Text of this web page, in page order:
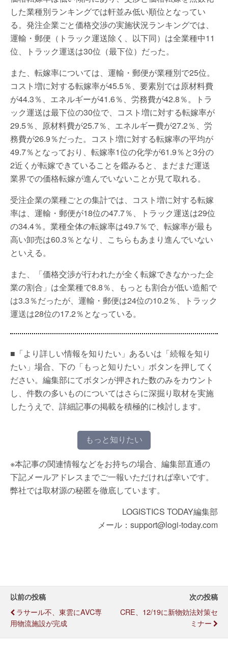
した業種別ランキングでは軒並み低い順位となってい
る。発注企業ごと価格交渉の実施状況ランキングでは、
運輸・郵便（トラック運送除く、以下同）は全業種中11
位、トラック運送は30位（最下位）だった。
また、転嫁率については、運輸・郵便が業種別で25位。
コスト増に対する転嫁率が45.5％、要素別では原材料費
が44.3％、エネルギーが41.6％、労務費が42.8％。トラ
ック運送は最下位の30位で、コスト増に対する転嫁率が
29.5％、原材料費が25.7％、エネルギー費が27.2％、労
務費が26.9％だった。コスト増に対する転嫁率の平均が
49.7％となっており、転嫁率1位の化学が61.9％と3分の
2近くが転嫁できていることを鑑みると、まだまだ運送
業界での価格転嫁が進んでいないことが見て取れる。
受注企業の業種ごとの集計では、コスト増に対する転嫁
率は、運輸・郵便が18位の47.7％、トラック運送は29位
の34.4％。業種全体の転嫁率は49.7％で、転嫁率が最も
高い卸売は60.3％となり、こちらもあまり進んでいない
といえる。
また、「価格交渉が行われたが全く転嫁できなかった企
業の割合」は全業種で8.8％、もっとも割合が低い造船で
は3.3％だったが、運輸・郵便は24位の10.2％、トラック
運送は28位の17.2％となっている。
■「より詳しい情報を知りたい」あるいは「続報を知り
たい」場合、下の「もっと知りたい」ボタンを押してく
ださい。編集部にてボタンが押された数のみをカウント
し、件数の多いものについてはさらに深掘り取材を実施
したうえで、詳細記事の掲載を積極的に検討します。
もっと知りたい
※本記事の関連情報などをお持ちの場合、編集部直通の
下記メールアドレスまでご一報いただければ幸いです。
弊社では取材源の秘匿を徹底しています。
LOGISTICS TODAY編集部
メール：support@logi-today.com
以前の投稿
ラサール不、東雲にAVC専
用物流施設が完成
次の投稿
CRE、12/19に新物効法対策セ
ミナー